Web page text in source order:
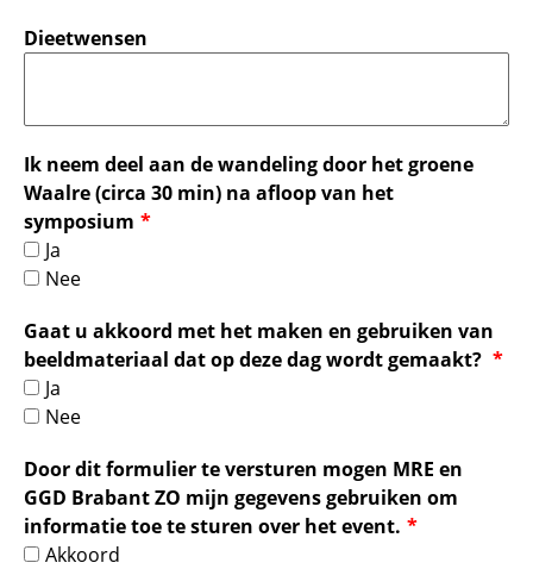
Dieetwensen
Ik neem deel aan de wandeling door het groene
Waalre (circa 30 min) na afloop van het
symposium
Ja
Nee
Gaat u akkoord met het maken en gebruiken van
beeldmateriaal dat op deze dag wordt gemaakt?
Ja
Nee
Door dit formulier te versturen mogen MRE en
GGD Brabant ZO mijn gegevens gebruiken om
informatie toe te sturen over het event.
Akkoord